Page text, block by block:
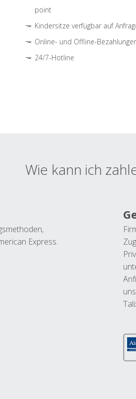
point
Kindersitze verfügbar auf
Online- und Offline-
24/7-Hotline
Wie kann ich
Express.